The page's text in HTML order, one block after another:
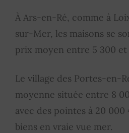
À Ars-en-Ré, comme à
sur-Mer, les maisons se
prix moyen entre 5 300 et
Le village des Portes-en-
moyenne située entre 8
avec des pointes à 20
biens en vraie vue mer.